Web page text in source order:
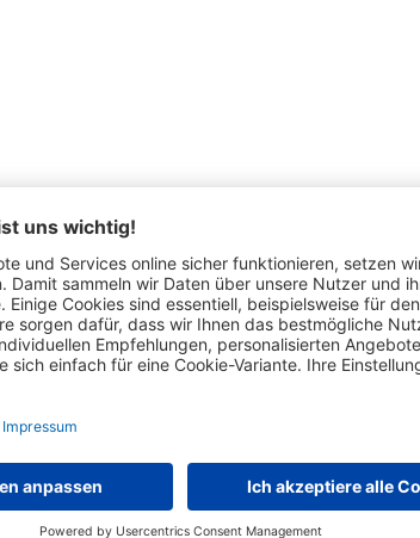
Schon gesehen?